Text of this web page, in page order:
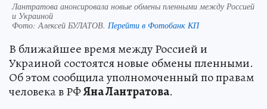
Лантратова анонсировала новые обмены пленными между Россией
и Украиной
Фото:Алексей БУЛАТОВ. Перейти в Фотобанк КП
В ближайшее время между Россией и
Украиной состоятся новые обмены пленными.
Об этом сообщила уполномоченный по правам
человека в РФЯна Лантратова.